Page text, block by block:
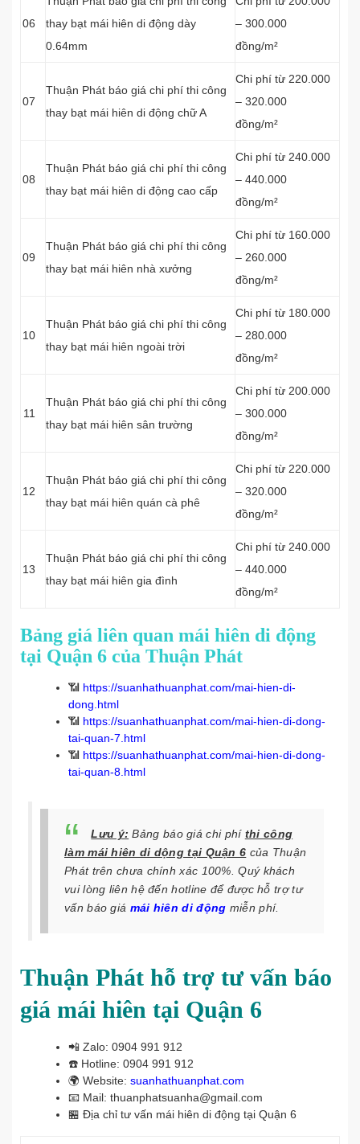
06
thay bạt mái hiên di động dày
0.64mm
– 300.000
đồng/m²
07
Thuận Phát báo giá chi phí thi công
thay bạt mái hiên di động chữ A
Chi phí từ 220.000
– 320.000
đồng/m²
08
Thuận Phát báo giá chi phí thi công
thay bạt mái hiên di động cao cấp
Chi phí từ 240.000
– 440.000
đồng/m²
09
Thuận Phát báo giá chi phí thi công
thay bạt mái hiên nhà xưởng
Chi phí từ 160.000
– 260.000
đồng/m²
10
Thuận Phát báo giá chi phí thi công
thay bạt mái hiên ngoài trời
Chi phí từ 180.000
– 280.000
đồng/m²
11
Thuận Phát báo giá chi phí thi công
thay bạt mái hiên sân trường
Chi phí từ 200.000
– 300.000
đồng/m²
12
Thuận Phát báo giá chi phí thi công
thay bạt mái hiên quán cà phê
Chi phí từ 220.000
– 320.000
đồng/m²
13
Thuận Phát báo giá chi phí thi công
thay bạt mái hiên gia đình
Chi phí từ 240.000
– 440.000
đồng/m²
Bảng giá liên quan mái hiên di động
tại Quận 6 của Thuận Phát
📶 https://suanhathuanphat.com/mai-hien-di-
dong.html
📶 https://suanhathuanphat.com/mai-hien-di-dong-
tai-quan-7.html
📶 https://suanhathuanphat.com/mai-hien-di-dong-
tai-quan-8.html
Lưu ý: Bảng báo giá chi phí thi công
làm mái hiên di dộng tại Quận 6 của Thuận
Phát trên chưa chính xác 100%. Quý khách
vui lòng liên hệ đến hotline để được hỗ trợ tư
vấn báo giá mái hiên di động miễn phí.
Thuận Phát hỗ trợ tư vấn báo
giá mái hiên tại Quận 6
📲 Zalo: 0904 991 912
☎️ Hotline: 0904 991 912
🌍 Website: suanhathuanphat.com
📧 Mail: thuanphatsuanha@gmail.com
🏪 Địa chỉ tư vấn mái hiên di động tại Quận 6